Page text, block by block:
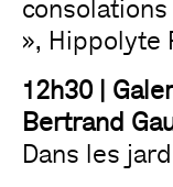
», Hippolyte
12h30 |
Bertrand
Dans les